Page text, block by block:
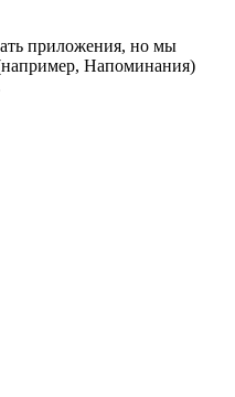
приложения, но мы
Напоминания)